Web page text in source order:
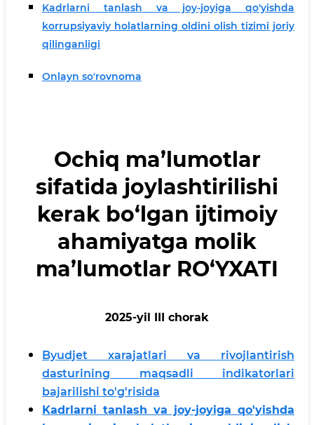
Kadrlarni tanlash va joy-joyiga qo'yishda
korrupsiyaviy holatlarning oldini olish tizimi joriy
qilinganligi
Onlayn so'rovnoma
Ochiq ma’lumotlar
sifatida joylashtirilishi
kerak bo‘lgan ijtimoiy
ahamiyatga molik
ma’lumotlar RO‘YXATI
2025-yil III chorak
Byudjet xarajatlari va rivojlantirish
dasturining maqsadli indikatorlari
bajarilishi to'g'risida
Kadrlarni tanlash va joy-joyiga qo'yishda